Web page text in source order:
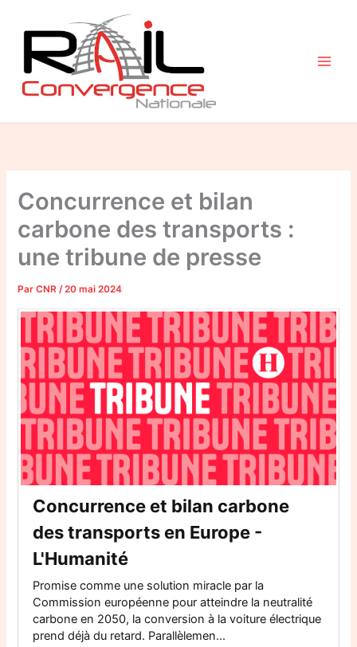
contenu
Concurrence et bilan
carbone des transports :
une tribune de presse
ParCNR/20 mai 2024
Concurrence et bilan carbone
des transports en Europe -
L'Humanité
Promise comme une solution miracle par la
Commission européenne pour atteindre la neutralité
carbone en 2050, la conversion à la voiture électrique
prend déjà du retard. Parallèlemen...